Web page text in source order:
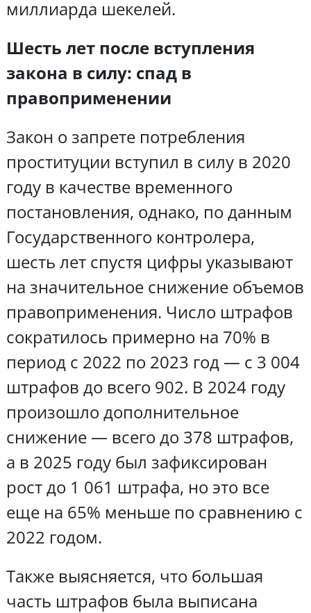
миллиарда шекелей.
Шесть лет после вступления
закона в силу: спад в
правоприменении
Закон о запрете потребления
проституции вступил в силу в 2020
году в качестве временного
постановления, однако, по данным
Государственного контролера,
шесть лет спустя цифры указывают
на значительное снижение объемов
правоприменения. Число штрафов
сократилось примерно на 70% в
период с 2022 по 2023 год — с 3 004
штрафов до всего 902. В 2024 году
произошло дополнительное
снижение — всего до 378 штрафов,
а в 2025 году был зафиксирован
рост до 1 061 штрафа, но это все
еще на 65% меньше по сравнению с
2022 годом.
Также выясняется, что большая
часть штрафов была выписана